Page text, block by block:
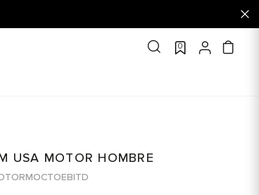
0
USA MOTOR HOMBRE